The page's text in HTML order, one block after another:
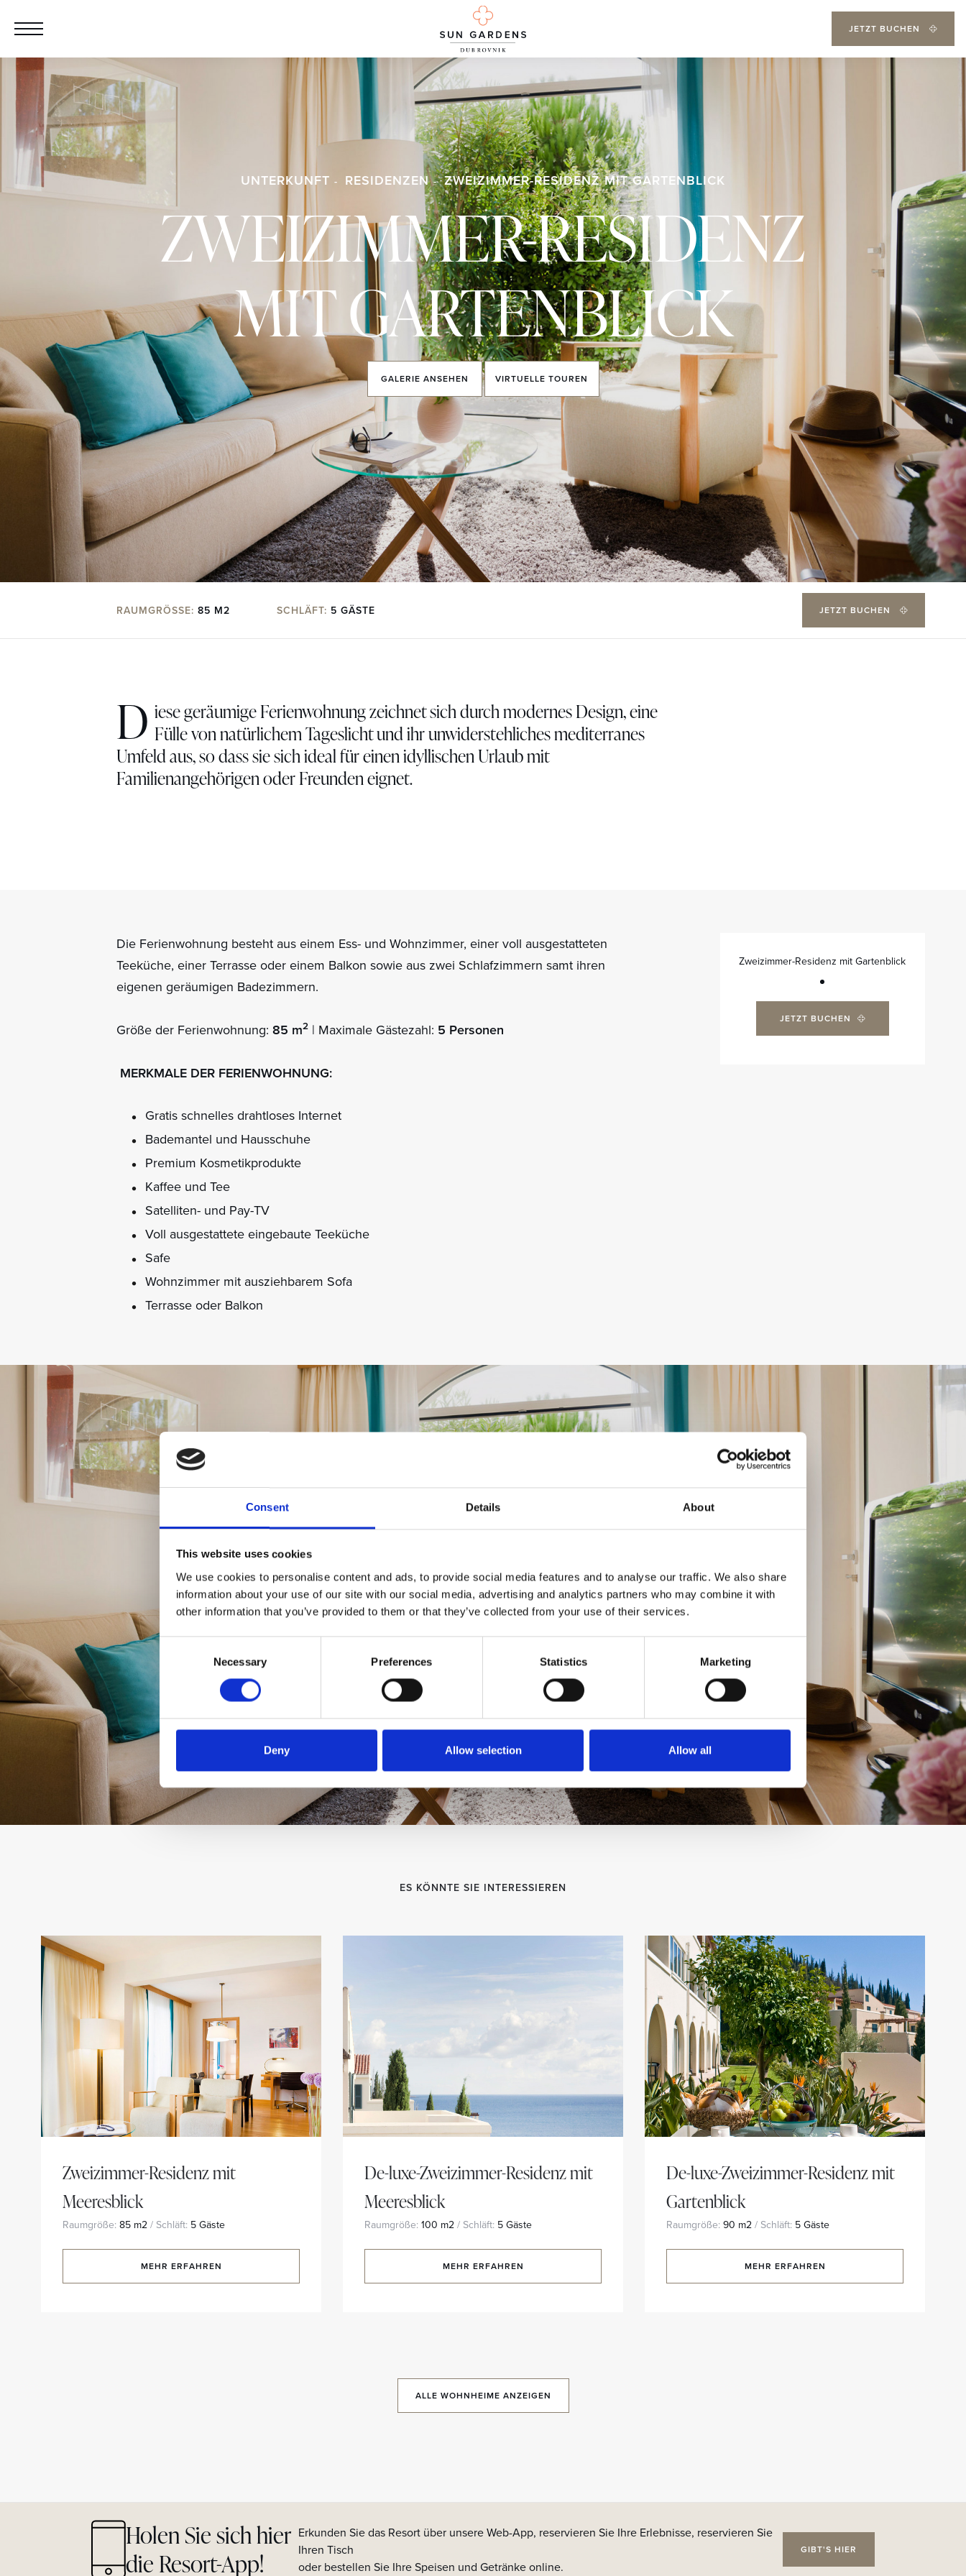
Consent Details About
This website uses cookies
We use cookies to personalise content and ads, to provide social media features and to analyse our traffic. We also share
information about your use of our site with our social media, advertising and analytics partners who may combine it with
other information that you’ve provided to them or that they’ve collected from your use of their services.
Consent
Necessary Preferences Statistics Marketing
Deny Allow selection Allow all
JETZT BUCHEN
UNTERKUNFT RESIDENZEN ZWEIZIMMER-RESIDENZ MIT GARTENBLICK
ZWEIZIMMER-RESIDENZ
MIT GARTENBLICK
GALERIE ANSEHEN VIRTUELLE TOUREN
RAUMGRÖSSE: 85 M2 SCHLÄFT: 5 GÄSTE JETZT BUCHEN
D iese geräumige Ferienwohnung zeichnet sich durch modernes Design, eine
Fülle von natürlichem Tageslicht und ihr unwiderstehliches mediterranes
Umfeld aus, so dass sie sich ideal für einen idyllischen Urlaub mit
Familienangehörigen oder Freunden eignet.
Die Ferienwohnung besteht aus einem Ess- und Wohnzimmer, einer voll ausgestatteten
Teeküche, einer Terrasse oder einem Balkon sowie aus zwei Schlafzimmern samt ihren
eigenen geräumigen Badezimmern.
Größe der Ferienwohnung: 85 m2| Maximale Gästezahl: 5 Personen
MERKMALE DER FERIENWOHNUNG:
Gratis schnelles drahtloses Internet
Bademantel und Hausschuhe
Premium Kosmetikprodukte
Kaffee und Tee
Satelliten- und Pay-TV
Voll ausgestattete eingebaute Teeküche
Safe
Wohnzimmer mit ausziehbarem Sofa
Terrasse oder Balkon
Zweizimmer-Residenz mit Gartenblick
JETZT BUCHEN
GALERIE ANSEHEN VIRTUELLETOUREN
ES KÖNNTE SIE INTERESSIEREN
Zweizimmer-Residenz mit
Meeresblick
Raumgröße: 85 m2 / Schläft: 5 Gäste
MEHR ERFAHREN
De-luxe-Zweizimmer-Residenz mit
Meeresblick
Raumgröße: 100 m2 / Schläft: 5 Gäste
MEHR ERFAHREN
De-luxe-Zweizimmer-Residenz mit
Gartenblick
Raumgröße: 90 m2 / Schläft: 5 Gäste
MEHR ERFAHREN
ALLE WOHNHEIME ANZEIGEN
Holen Sie sich hier
die Resort-App!
Erkunden Sie das Resort über unsere Web-App, reservieren Sie Ihre Erlebnisse, reservieren Sie
Ihren Tisch
oder bestellen Sie Ihre Speisen und Getränke online.
GIBT'S HIER